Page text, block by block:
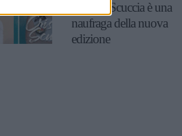
Cristina Scuccia è una
naufraga della nuova
edizione